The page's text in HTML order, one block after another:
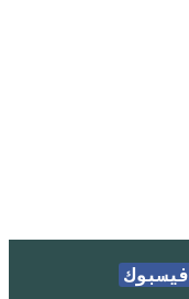
فيسبوك